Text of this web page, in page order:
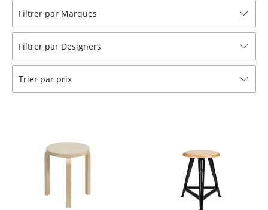
Pièces détachées
... voir tous les sièges
Tables
Tables de repas
Bureaux & Secrétaires
Filtrer par Marques
Filtrer par Designers
Trier par prix